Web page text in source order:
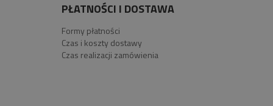
PŁATNOŚCI I DOSTAWA
Formy płatności
Czas i koszty dostawy
Czas realizacji zamówienia